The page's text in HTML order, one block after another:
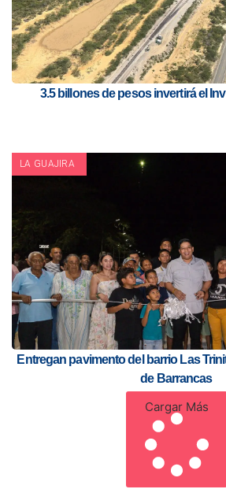
3.5 billones de pesos invertirá el
LA GUAJIRA
Entregan pavimento del barrio Las
de Barrancas
Cargar Más